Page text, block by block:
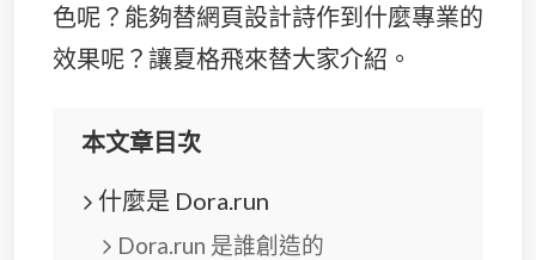
色呢？能夠替網頁設計詩作到什麼專業的
效果呢？讓夏格飛來替大家介紹。
本文章目次
什麼是 Dora.run
Dora.run 是誰創造的